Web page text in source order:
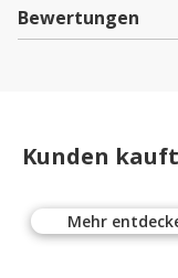
Bewertungen
Kunden
Mehr